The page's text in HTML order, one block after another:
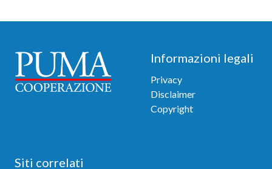
Informazioni legali
Privacy
Disclaimer
Copyright
Siti correlati